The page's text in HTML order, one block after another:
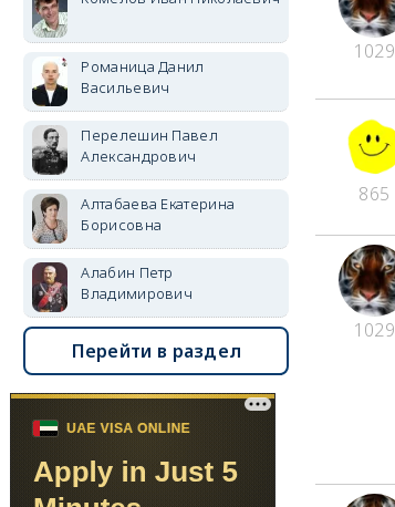
1029
865
1029
Романица Данил
Васильевич
Перелешин Павел
Александрович
Алтабаева Екатерина
Борисовна
Алабин Петр
Владимирович
Перейти в раздел